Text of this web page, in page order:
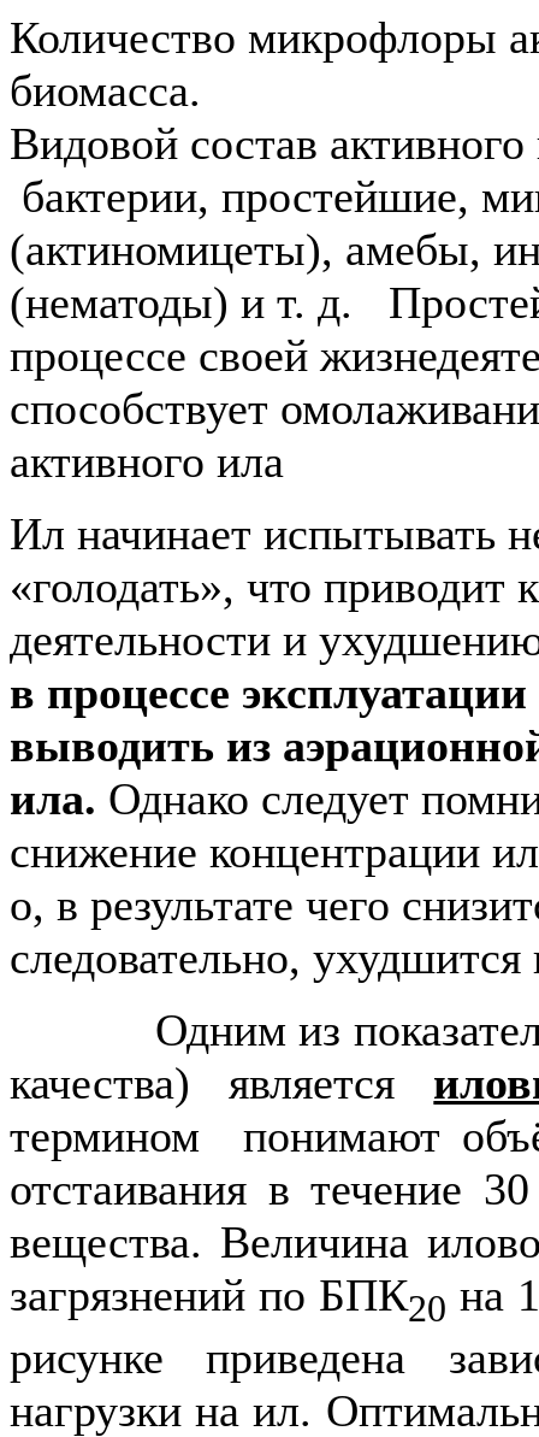
Количество микрофлоры
биомасса.
Видовой состав
бактерии, простейшие,
(актиномицеты), амебы,
(нематоды) и т. д.
процессе своей
способствует
активного ила
Ил начинает испытывать
«голодать», что приводит
деятельности и
в процессе
выводить из
ила. Однако следует
снижение концентрации
о, в результате чего
следовательно,
Одним из
качества) является
термином понимают
отстаивания в течение
вещества. Величина
загрязнений по БПК20 на
рисунке приведена
нагрузки на ил.